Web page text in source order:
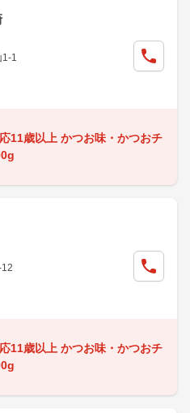
1
11歳以上 かつお味・かつおチ
11歳以上 かつお味・かつおチ